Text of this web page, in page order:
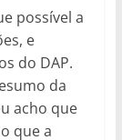
possível a
e
do DAP.
da
acho que
que a